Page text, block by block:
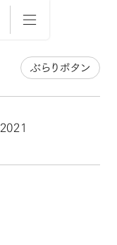
ぶらりボタン